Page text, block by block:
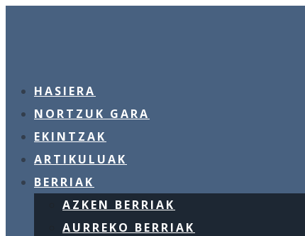
HASIERA
NORTZUK GARA
EKINTZAK
ARTIKULUAK
BERRIAK
AZKEN BERRIAK
AURREKO BERRIAK